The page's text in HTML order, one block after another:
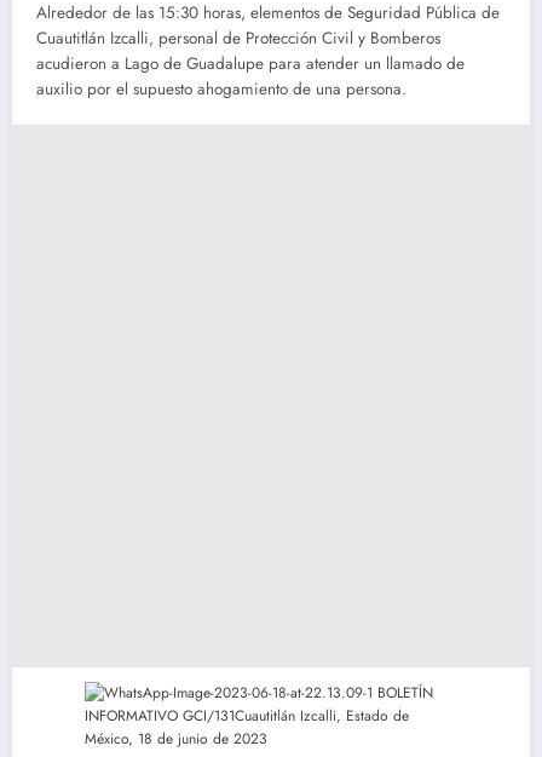
Alrededor de las 15:30 horas, elementos de Seguridad Pública de
Cuautitlán Izcalli, personal de Protección Civil y Bomberos
acudieron a Lago de Guadalupe para atender un llamado de
auxilio por el supuesto ahogamiento de una persona.